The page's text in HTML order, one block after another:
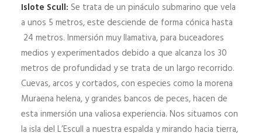
Islote Scull: Se trata de un pináculo submarino que vela
a unos 5 metros, este desciende de forma cónica hasta
24 metros. Inmersión muy llamativa, para buceadores
medios y experimentados debido a que alcanza los 30
metros de profundidad y se trata de un largo recorrido.
Cuevas, arcos y cortados, con especies como la morena
Muraena helena, y grandes bancos de peces, hacen de
esta inmersión una valiosa experiencia. Nos situamos con
la isla del L’Escull a nuestra espalda y mirando hacia tierra,